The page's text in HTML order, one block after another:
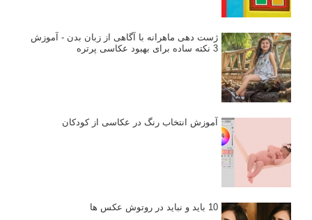
ژست دهی ماهرانه با آگاهی از زبان بدن - آموزش
3 نکته ساده برای بهبود عکاسی پرتره
آموزش انتخاب رنگ در عکاسی از کودکان
10 باید و نباید در روتوش عکس ها